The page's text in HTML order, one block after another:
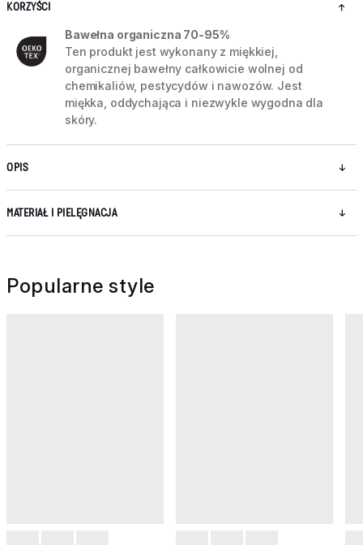
KORZYŚCI
Bawełna organiczna 70-95%
Ten produkt jest wykonany z miękkiej,
organicznej bawełny całkowicie wolnej od
chemikaliów, pestycydów i nawozów. Jest
miękka, oddychająca i niezwykle wygodna dla
skóry.
OPIS
MATERIAŁ I PIELĘGNACJA
Popularne style